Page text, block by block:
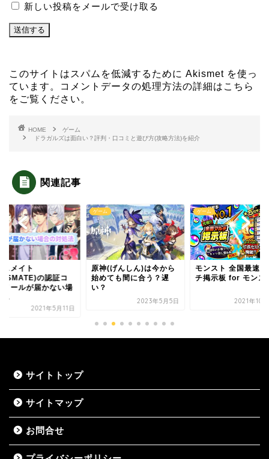
新しい投稿をメールで受け取る
このサイトはスパムを低減するために Akismet を使っ
ています。
コメントデータの処理方法の詳細はこちら
をご覧ください 。
HOME
ゲーム
ドラガルズは面白い？評判・口コミと遊び方(攻略方法)を紹介
関連記事
スメイト
の認証コ
メールが届かない場
...
2021年5月11日
ゲーム
原神(げんしん)は今から
始めても間に合う？遅
い？
2023年5月5日
ゲーム
モンスト 全国最速
チ掲示板 for モンス
2021年10
サイトトップ
サイトマップ
お問合せ